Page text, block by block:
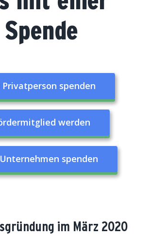
Spende
Privatperson spenden
werden
spenden
im März 2020